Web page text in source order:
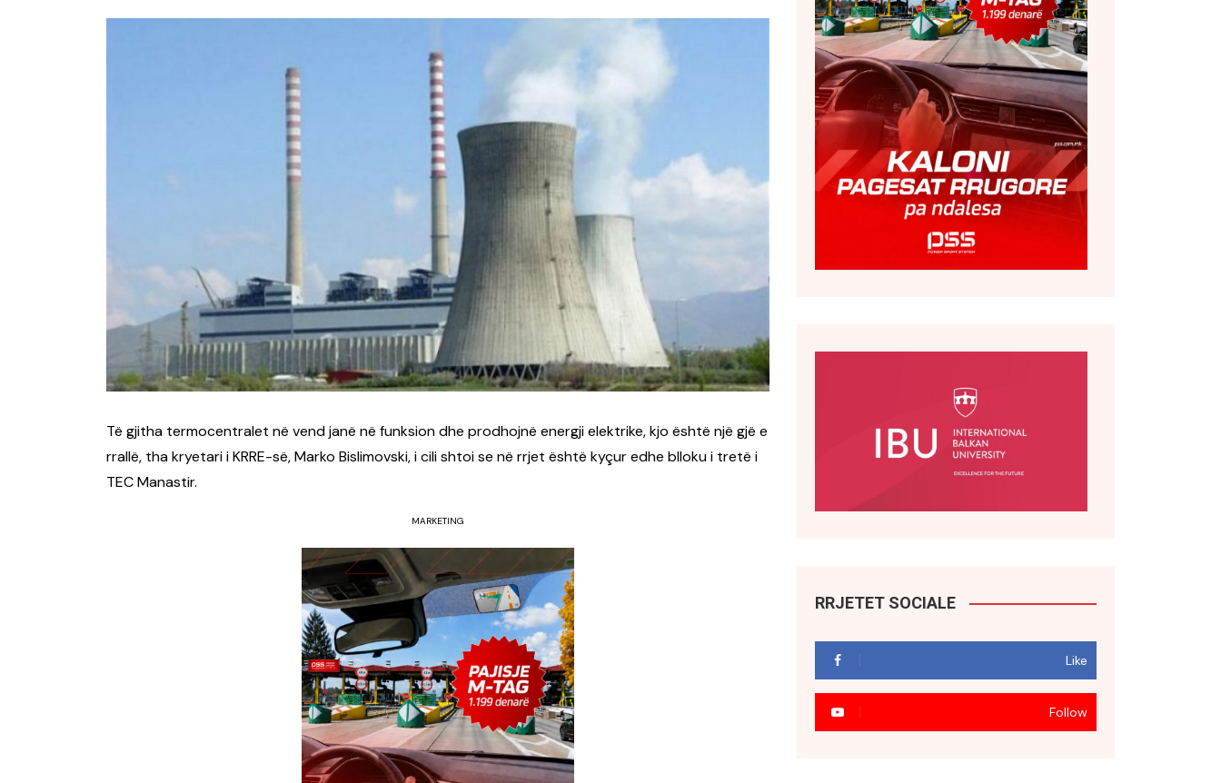
INTERVISTA EMISION
PIKËPAMJE
RELAKS
RETRO JAVORE
Të gjitha termocentralet në vend janë në funksion dhe prodhojnë energji elektrike, kjo është një gjë e
rrallë, tha kryetari i KRRE-së, Marko Bislimovski, i cili shtoi se në rrjet është kyçur edhe blloku i tretë i
TEC Manastir.
MARKETING
RRJETET SOCIALE
Like
Follow